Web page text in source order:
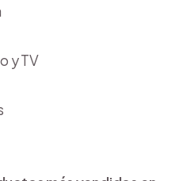
y TV